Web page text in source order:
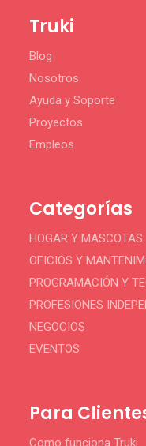
Truki
Blog
Nosotros
Ayuda y Soporte
Proyectos
Empleos
Categorías
HOGAR Y MASCOTAS
OFICIOS Y
PROGRAMACIÓN Y
PROFESIONES
NEGOCIOS
EVENTOS
Para
Como funciona Truki